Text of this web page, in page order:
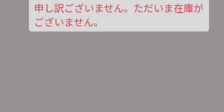
申し訳ございません。ただいま在庫が
ございません。